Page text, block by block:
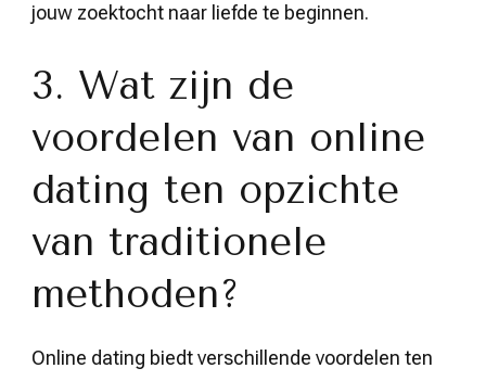
jouw zoektocht naar liefde te beginnen.
3. Wat zijn de
voordelen van online
dating ten opzichte
van traditionele
methoden?
Online dating biedt verschillende voordelen ten